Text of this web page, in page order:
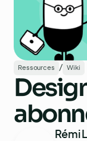
Ressources / Wiki
Rémi